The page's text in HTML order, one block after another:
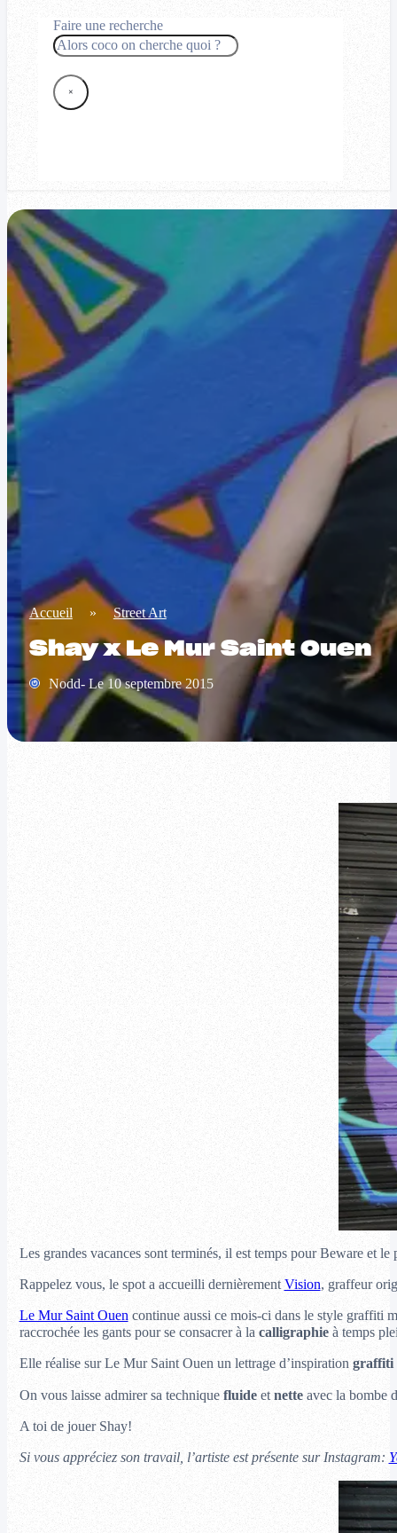
Faire une recherche
Rechercher
×
Accueil » Street Art
Shay x Le Mur Saint Ouen
Nodd- Le 10 septembre 2015
Les grandes vacances sont terminés, il est temps pour Beware et le
Rappelez vous, le spot a accueilli dernièrementVision, graffeur
Le Mur Saint Ouencontinue aussi ce mois-ci dans le style graffiti
raccrochée les gants pour se consacrer à la calligraphieà temps
Elle réalise sur Le Mur Saint Ouen un lettrage d’inspiration graffiti
On vous laisse admirer sa technique fluideetnetteavec la bombe
A toi de jouer Shay!
Si vous appréciez son travail, l’artiste est présente sur Instagram: